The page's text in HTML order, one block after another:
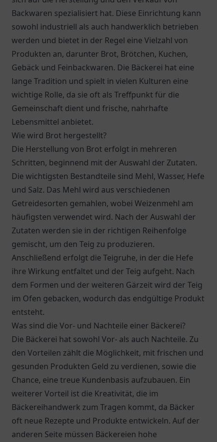
Backwaren spezialisiert hat. Diese Einrichtung kann
sowohl industriell als auch handwerklich betrieben
werden und bietet in der Regel eine Vielzahl von
Produkten an, darunter Brot, Brötchen, Kuchen,
Gebäck und Feinbackwaren. Die Bäckerei hat eine
lange Tradition und spielt in vielen Kulturen eine
wichtige Rolle, da sie oft als Treffpunkt für die
Gemeinschaft dient und frische, nahrhafte
Lebensmittel anbietet.
Wie wird Brot hergestellt?
Die Herstellung von Brot erfolgt in mehreren
Schritten, beginnend mit der Auswahl der Zutaten.
Die wichtigsten Bestandteile sind Mehl, Wasser, Hefe
und Salz. Das Mehl wird aus verschiedenen
Getreidesorten gemahlen, wobei Weizenmehl am
häufigsten verwendet wird. Nach der Auswahl der
Zutaten werden sie in der richtigen Reihenfolge
gemischt, um den Teig zu produzieren.
Anschließend erfolgt die Teigruhe, in der die Hefe
ihre Wirkung entfaltet und der Teig aufgeht. Nach
dem Formen und der weiteren Gärzeit wird der Teig
im Ofen gebacken, wodurch das endgültige Produkt
entsteht.
Was sind die Vor- und Nachteile einer Bäckerei?
Die Bäckerei hat sowohl Vor- als auch Nachteile. Zu
den Vorteilen zählt die Möglichkeit, mit frischen und
gesunden Produkten Geld zu verdienen, sowie die
Chance, eine treue Kundenbasis aufzubauen. Ein
weiterer Vorteil ist die Kreativität, die im
Bäckereihandwerk zum Tragen kommt, da Bäcker
oft neue Rezepte und Produkte entwickeln. Auf der
anderen Seite müssen Bäckereien hohe